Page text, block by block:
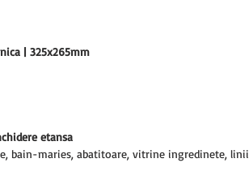
| 325x265mm
etansa
bain-maries, abatitoare, vitrine ingredinete, linii